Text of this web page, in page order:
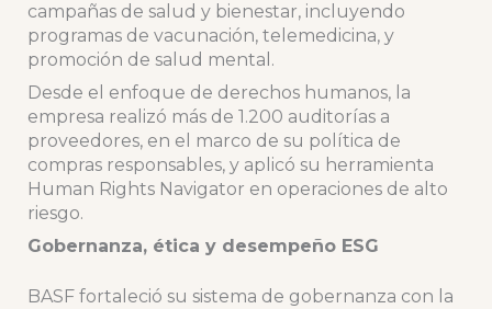
campañas de salud y bienestar, incluyendo
programas de vacunación, telemedicina, y
promoción de salud mental.
Desde el enfoque de derechos humanos, la
empresa realizó más de 1.200 auditorías a
proveedores, en el marco de su política de
compras responsables, y aplicó su herramienta
Human Rights Navigator en operaciones de alto
riesgo.
Gobernanza, ética y desempeño ESG
BASF fortaleció su sistema de gobernanza con la